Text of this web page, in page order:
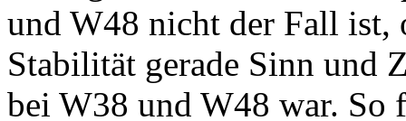
und W48 nicht der Fall ist,
Stabilität gerade Sinn und
bei W38 und W48 war. So